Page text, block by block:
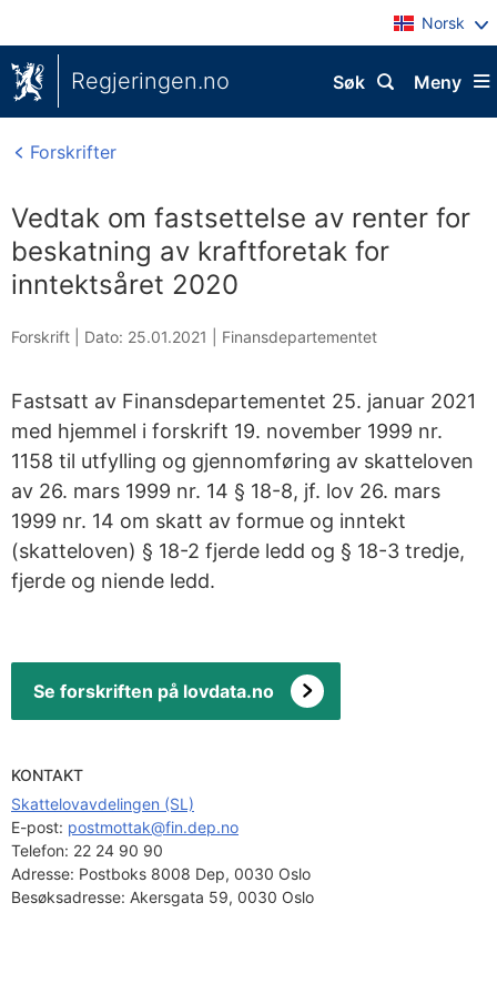
Norsk
Regjeringen.no Meny
Søk
Forskrifter
Vedtak om fastsettelse av renter for
beskatning av kraftforetak for
inntektsåret 2020
Forskrift | Dato: 25.01.2021 Finansdepartementet
Fastsatt av Finansdepartementet 25. januar 2021
med hjemmel i forskrift 19. november 1999 nr.
1158 til utfylling og gjennomføring av skatteloven
av 26. mars 1999 nr. 14 § 18-8, jf. lov 26. mars
1999 nr. 14 om skatt av formue og inntekt
(skatteloven) § 18-2 fjerde ledd og § 18-3 tredje,
fjerde og niende ledd.
Se forskriften på lovdata.no
KONTAKT
Skattelovavdelingen (SL)
E-post: postmottak@fin.dep.no
Telefon: 22 24 90 90
Adresse: Postboks 8008 Dep, 0030 Oslo
Besøksadresse: Akersgata 59, 0030 Oslo